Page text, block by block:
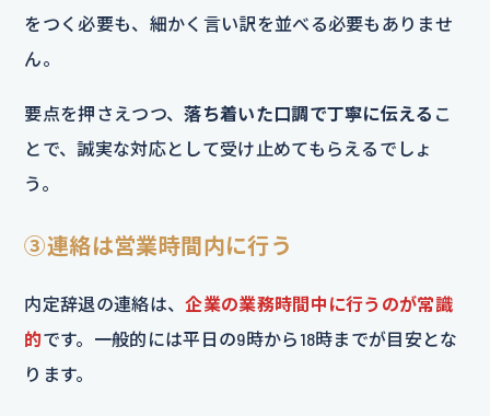
をつく必要も、細かく言い訳を並べる必要もありませ
ん。
要点を押さえつつ、落ち着いた口調で丁寧に伝える こ
とで、誠実な対応として受け止めてもらえるでしょ
う。
③連絡は営業時間内に行う
内定辞退の連絡は、企業の業務時間中に行うのが常識
的です。一般的には平日の9時から18時までが目安とな
ります。